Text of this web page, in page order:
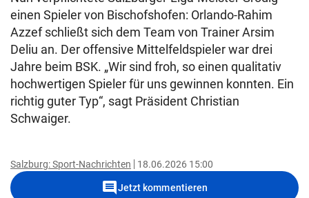
einen Spieler von Bischofshofen: Orlando-Rahim
Azzef schließt sich dem Team von Trainer Arsim
Deliu an. Der offensive Mittelfeldspieler war drei
Jahre beim BSK. „Wir sind froh, so einen qualitativ
hochwertigen Spieler für uns gewinnen konnten. Ein
richtig guter Typ“, sagt Präsident Christian
Schwaiger.
Salzburg: Sport-Nachrichten 18.06.2026 15:00
commentJetzt kommentieren